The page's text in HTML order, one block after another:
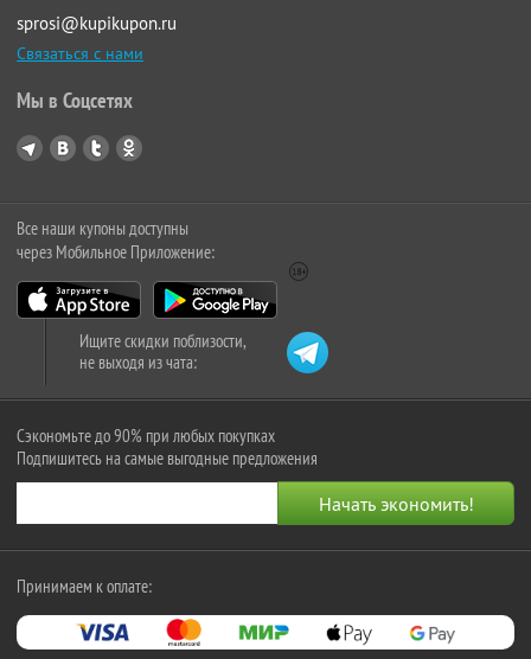
sprosi@kupikupon.ru
Связаться с нами
Мы в Соцсетях
Все наши купоны доступны
через Мобильное Приложение:
Ищите скидки поблизости,
не выходя из чата:
Сэкономьте до 90% при любых покупках
Подпишитесь на самые выгодные предложения
Принимаем к оплате: